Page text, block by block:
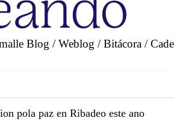
Blog / Weblog / Bitácora /
pola paz en Ribadeo este ano